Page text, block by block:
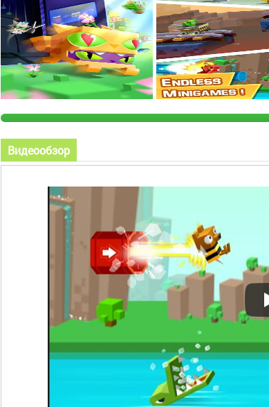
Видеообзор